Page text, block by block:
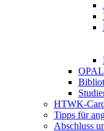
HTWK-
Tipps für
Abschluss